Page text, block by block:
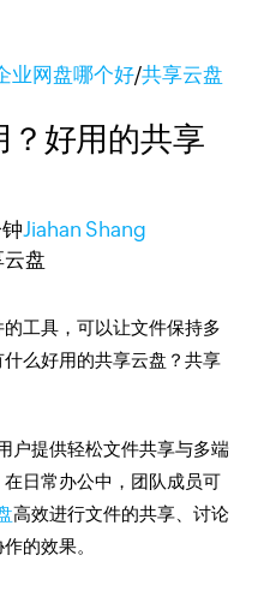
业网盘哪个好/共享云盘
好用的共享
Jiahan Shang
工具，可以让文件保持多
么好用的共享云盘？共享
户提供轻松文件共享与多端
日常办公中，团队成员可
高效进行文件的共享、讨论
的效果。